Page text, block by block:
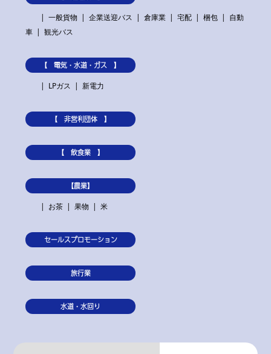
一般貨物
企業送迎バス 倉庫業 宅配 梱包
自動
車
観光バス
【 電気・水道・ガス 】
LPガス
新電力
【 非営利団体 】
【 飲食業 】
【農業】
お茶
果物 米
セールスプロモーション
旅行業
水道・水回り